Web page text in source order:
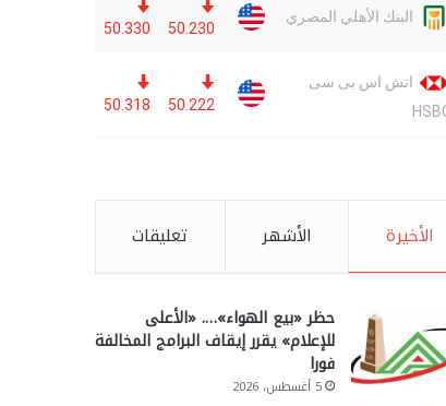
الأخيرة الأشهر تعليقات
حظر «بيع الهواء»…. «الأعلى
للإعلام» يقرر إيقاف البرامج المخالفة
فورا
5 أغسطس، 2026